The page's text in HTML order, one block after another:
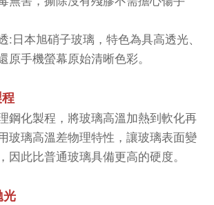
:日本旭硝子玻璃，特色為具高透光、
原手機螢幕原始清晰色彩。
鋼化製程，將玻璃高溫加熱到軟化再
玻璃高溫差物理特性，讓玻璃表面變
因此比普通玻璃具備更高的硬度。
光